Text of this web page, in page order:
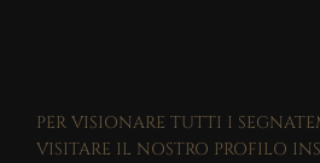
PER VISIONARE TUTTI I
VISITARE IL NOSTRO PROFILO